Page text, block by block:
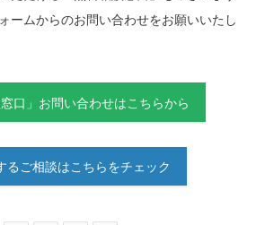
ームからのお問い合わせをお願いいたし
窓口」お問い合わせはこちらから
るご相談はこちらをチェック